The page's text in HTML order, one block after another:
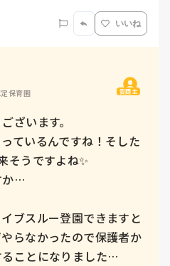
いいね
保育園 質問主
ざいます。
ているんですね！そした
そうですよね✨
か…
ブスルー登園できますと
らなかったので保護者か
ことになりました…